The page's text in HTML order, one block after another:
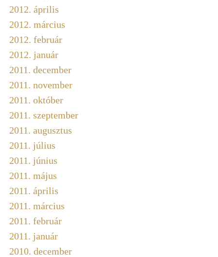
2012. április
2012. március
2012. február
2012. január
2011. december
2011. november
2011. október
2011. szeptember
2011. augusztus
2011. július
2011. június
2011. május
2011. április
2011. március
2011. február
2011. január
2010. december